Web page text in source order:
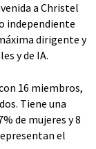
a Christel
independiente
dirigente y
y de IA.
16 miembros,
Tiene una
de mujeres y 8
el